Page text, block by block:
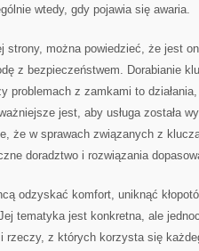
wtedy, gdy pojawia się awaria.
strony, można powiedzieć, że jest
z bezpieczeństwem. Dorabianie
problemach z zamkami to
jest, aby usługa została
że w sprawach związanych z
doradztwo i rozwiązania
odzyskać komfort, uniknąć
tematyka jest konkretna, ale
rzeczy, z których korzysta się